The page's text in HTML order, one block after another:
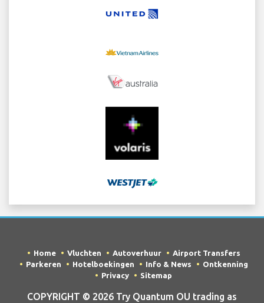
Home Vluchten Autoverhuur
Airport Transfers
Parkeren
Hotelboekingen Info & News
Ontkenning
Privacy
Sitemap
COPYRIGHT © 2026 Try Quantum OU trading as